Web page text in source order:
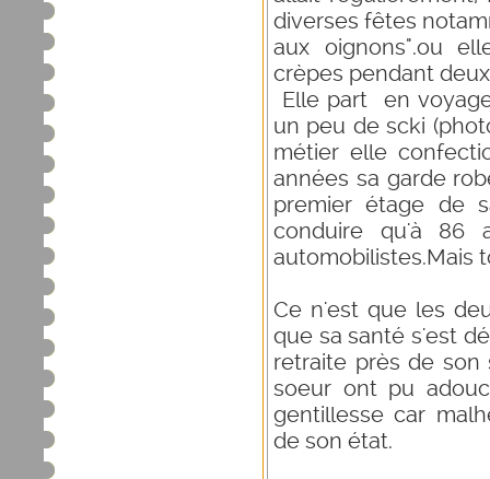
diverses fêtes
aux oignons".ou
crèpes pendant
Elle part en
un peu de scki
métier elle
années sa garde
premier étage de
conduire qu'à 86
automobilistes.Mais
Ce n'est que les
que sa santé s'est
retraite près de son
soeur ont pu
gentillesse car
de son état.